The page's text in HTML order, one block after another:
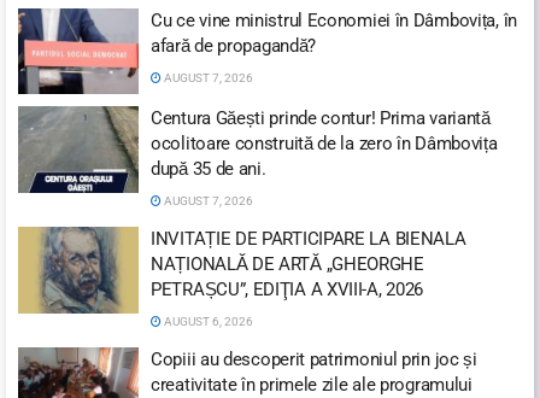
Cu ce vine ministrul Economiei în Dâmbovița, în
afară de propagandă?
AUGUST 7, 2026
Centura Găești prinde contur! Prima variantă
ocolitoare construită de la zero în Dâmbovița
după 35 de ani.
AUGUST 7, 2026
INVITAȚIE DE PARTICIPARE LA BIENALA
NAȚIONALĂ DE ARTĂ „GHEORGHE
PETRAȘCU”, EDIŢIA A XVIII-A, 2026
AUGUST 6, 2026
Copiii au descoperit patrimoniul prin joc și
creativitate în primele zile ale programului